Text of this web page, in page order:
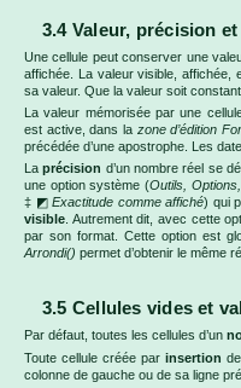
3.4 Valeur, précision
Une cellule peut conserver une
affichée. La valeur visible, affichée,
sa valeur. Que la valeur soit
La valeur mémorisée par une
est active, dans la zone d’édition
précédée d’une apostrophe. Les
Laprécision d’un nombre réel se
une option système (Outils,
‡ ◩Exactitude comme affiché) qui
visible . Autrement dit, avec cette
par son format. Cette option est
Arrondi() permet d’obtenir le même
3.5 Cellules vides et
Par défaut, toutes les cellules d’un
Toute cellule créée parinsertion
colonne de gauche ou de sa ligne